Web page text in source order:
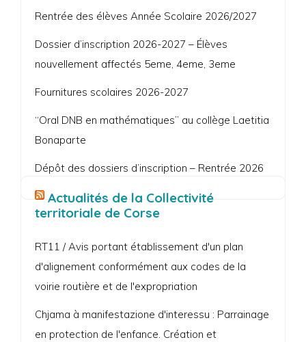
Rentrée des élèves Année Scolaire 2026/2027
Dossier d’inscription 2026-2027 – Élèves
nouvellement affectés 5eme, 4eme, 3eme
Fournitures scolaires 2026-2027
“Oral DNB en mathématiques” au collège Laetitia
Bonaparte
Dépôt des dossiers d’inscription – Rentrée 2026
Actualités de la Collectivité
territoriale de Corse
RT11 / Avis portant établissement d'un plan
d'alignement conformément aux codes de la
voirie routière et de l'expropriation
Chjama à manifestazione d'interessu : Parrainage
en protection de l'enfance. Création et